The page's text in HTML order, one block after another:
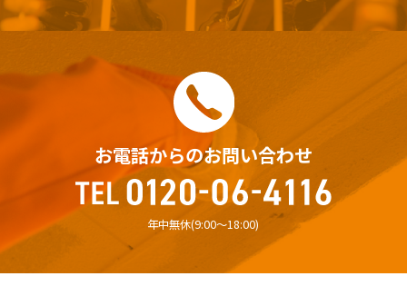
お電話からのお問い合わせ
年中無休(9:00〜18:00)